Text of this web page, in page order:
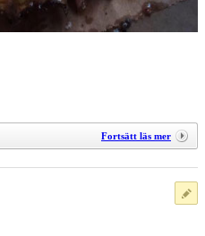
Fortsätt läs mer